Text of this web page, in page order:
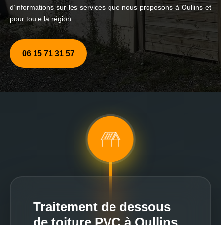
d’informations sur les services que nous proposons à Oullins et
pour toute la région.
06 15 71 31 57
Traitement de dessous
de toiture PVC à Oullins